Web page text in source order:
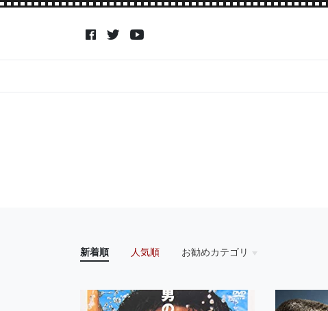
新着順 人気順 お勧めカテゴリ
HOME
アイドル
アクション・アドベンチャー
アニメ